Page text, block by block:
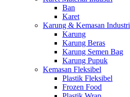
Ban
Karet
Karung & Kemasan Industri
Karung
Karung Beras
Karung Semen Bag
Karung Pupuk
Kemasan Fleksibel
Plastik Fleksibel
Frozen Food